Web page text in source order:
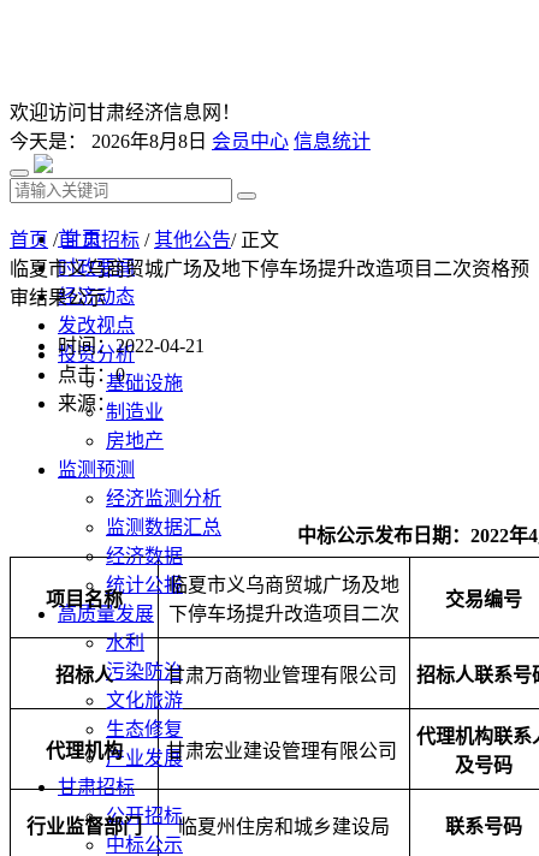
欢迎访问甘肃经济信息网！
今天是： 2026年8月8日 会员中心 信息统计
首 页
时政要闻
经济动态
发改视点
投资分析
基础设施
制造业
房地产
监测预测
经济监测分析
监测数据汇总
经济数据
统计公报
高质量发展
水利
污染防治
文化旅游
生态修复
产业发展
甘肃招标
公开招标
中标公示
首页 /甘肃招标 /其他公告/ 正文
临夏市义乌商贸城广场及地下停车场提升改造项目二次资格预
审结果公示
时间：2022-04-21
点击：0
来源：
中标公示发布日期：2022年
项目名称
临夏市义乌商贸城广场及地
下停车场提升改造项目二次
交易编号
招标人 甘肃万商物业管理有限公司 招标人联系号
代理机构 甘肃宏业建设管理有限公司
代理机构联系
及号码
行业监督部门 临夏州住房和城乡建设局 联系号码